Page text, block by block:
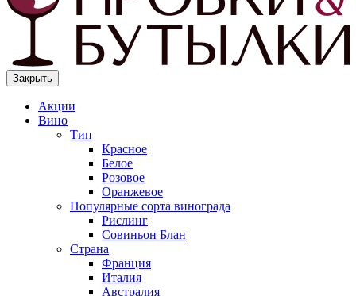
Закрыть
Акции
Вино
Тип
Красное
Белое
Розовое
Оранжевое
Популярные сорта винограда
Рислинг
Совиньон Блан
Страна
Франция
Италия
Австралия